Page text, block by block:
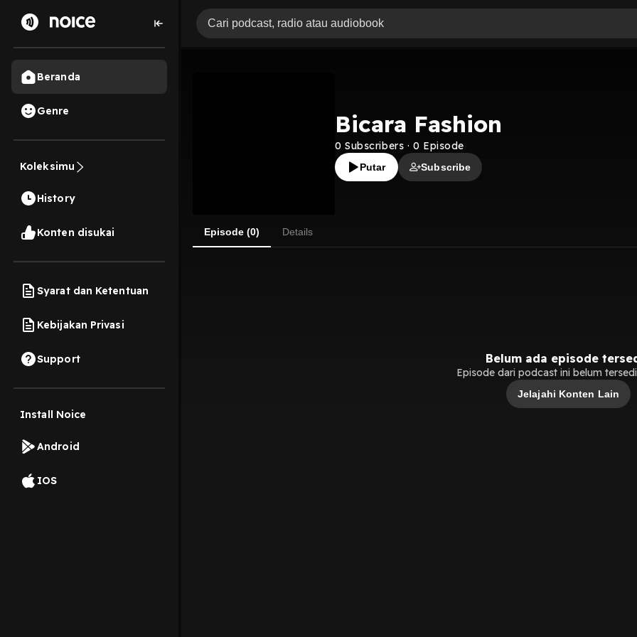
Beranda
Genre
Koleksimu
History
Konten disukai
Syarat dan Ketentuan
Kebijakan Privasi
Support
Install Noice
Android
IOS
Bicara Fashion
0 Subscribers · 0 Episode
Putar Subscribe
Episode (0) Details
Belum ada episode
Episode dari podcast ini belum
Jelajahi Konten Lain